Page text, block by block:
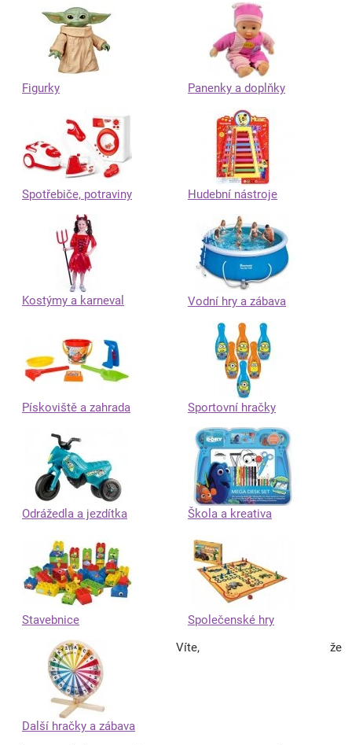
Figurky Panenky a doplňky
Spotřebiče, potraviny Hudební nástroje
Kostýmy a karneval Vodní hry a zábava
Pískoviště a zahrada Sportovní hračky
Odrážedla a jezdítka Škola a kreativa
Stavebnice Společenské hry
Další hračky a zábava
Víte, že